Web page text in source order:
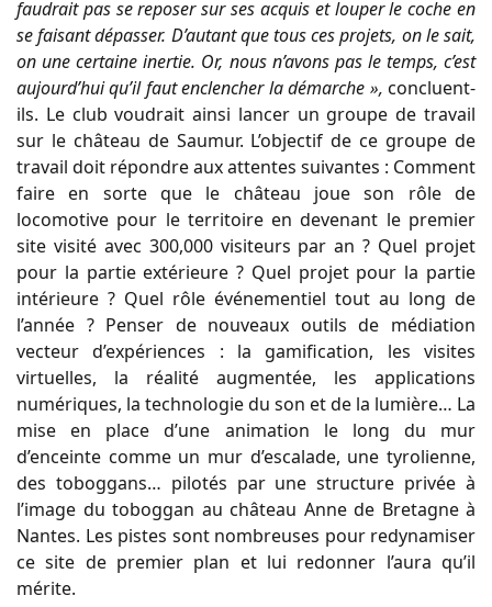
faudrait pas se reposer sur ses acquis et louper le coche en
se faisant dépasser. D’autant que tous ces projets, on le sait,
on une certaine inertie. Or, nous n’avons pas le temps, c’est
aujourd’hui qu’il faut enclencher la démarche », concluent-
ils. Le club voudrait ainsi lancer un groupe de travail
sur le château de Saumur. L’objectif de ce groupe de
travail doit répondre aux attentes suivantes : Comment
faire en sorte que le château joue son rôle de
locomotive pour le territoire en devenant le premier
site visité avec 300,000 visiteurs par an ? Quel projet
pour la partie extérieure ? Quel projet pour la partie
intérieure ? Quel rôle événementiel tout au long de
l’année ? Penser de nouveaux outils de médiation
vecteur d’expériences : la gamification, les visites
virtuelles, la réalité augmentée, les applications
numériques, la technologie du son et de la lumière… La
mise en place d’une animation le long du mur
d’enceinte comme un mur d’escalade, une tyrolienne,
des toboggans… pilotés par une structure privée à
l’image du toboggan au château Anne de Bretagne à
Nantes. Les pistes sont nombreuses pour redynamiser
ce site de premier plan et lui redonner l’aura qu’il
mérite.